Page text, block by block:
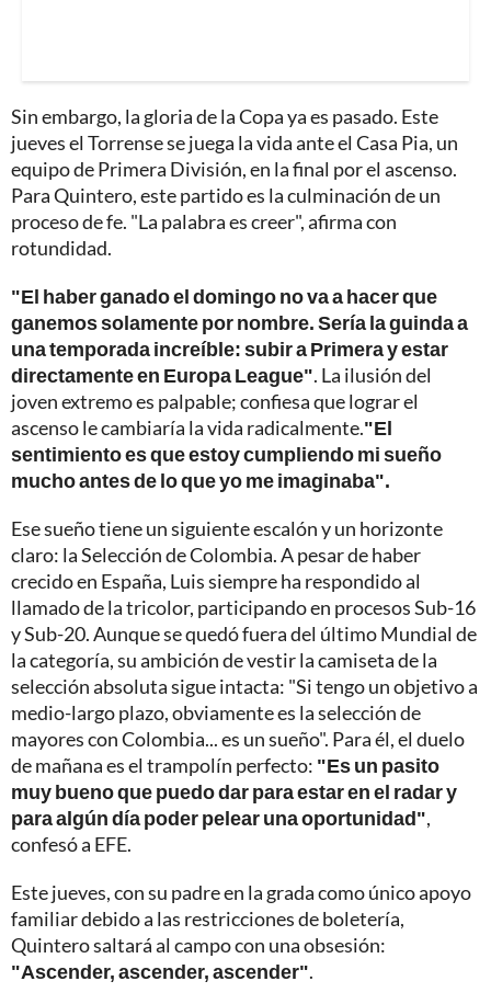
Sin embargo, la gloria de la Copa ya es pasado. Este
jueves el Torrense se juega la vida ante el Casa Pia, un
equipo de Primera División, en la final por el ascenso.
Para Quintero, este partido es la culminación de un
proceso de fe. "La palabra es creer", afirma con
rotundidad.
"El haber ganado el domingo no va a hacer que
ganemos solamente por nombre. Sería la guinda a
una temporada increíble: subir a Primera y estar
directamente en Europa League". La ilusión del
joven extremo es palpable; confiesa que lograr el
ascenso le cambiaría la vida radicalmente."El
sentimiento es que estoy cumpliendo mi sueño
mucho antes de lo que yo me imaginaba".
Ese sueño tiene un siguiente escalón y un horizonte
claro: la Selección de Colombia. A pesar de haber
crecido en España, Luis siempre ha respondido al
llamado de la tricolor, participando en procesos Sub-16
y Sub-20. Aunque se quedó fuera del último Mundial de
la categoría, su ambición de vestir la camiseta de la
selección absoluta sigue intacta: "Si tengo un objetivo a
medio-largo plazo, obviamente es la selección de
mayores con Colombia... es un sueño". Para él, el duelo
de mañana es el trampolín perfecto: "Es un pasito
muy bueno que puedo dar para estar en el radar y
para algún día poder pelear una oportunidad",
confesó a EFE.
Este jueves, con su padre en la grada como único apoyo
familiar debido a las restricciones de boletería,
Quintero saltará al campo con una obsesión:
"Ascender, ascender, ascender".